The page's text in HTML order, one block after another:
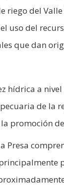
riego del
uso del
que dan
hídrica a
de la
promoción
Presa